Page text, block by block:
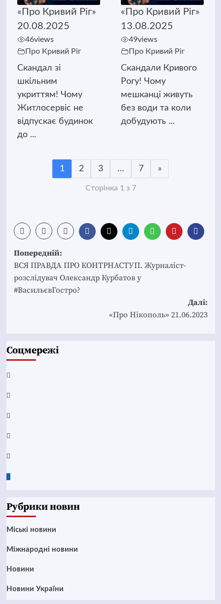
«Про Кривий Ріг»
20.08.2025
46views
Про Кривий Ріг
Скандал зі
шкільним
укриттям! Чому
Житлосервіс не
відпускає будинок
до ...
«Про Кривий Ріг»
13.08.2025
49views
Про Кривий Ріг
Скандали Кривого
Рогу! Чому
мешканці живуть
без води та коли
добудують ...
1 2 3 … 7 »
Сторінка 1 з 7
Post
navigation
Попередній:
ВСЯ ПРАВДА ПРО КОНТРНАСТУП. Журналіст-
розслідувач Олександр Курбатов у
#ВасильєвГостро?
Далі:
«Про Нікополь» 21.06.2023
Соцмережі
Facebook
YouTube
Telegram
Instagram
Twitter
Рубрики новин
Mіські новини
Міжнародні новини
Новини
Новини України